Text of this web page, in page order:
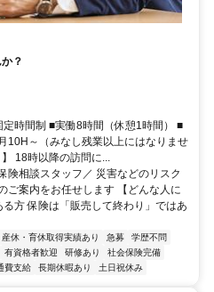
？
時間制 ■実働8時間（休憩1時間） ■
10H～（みなし残業以上にはなりませ
18時以降の訪問に...
険相談スタッフ／ 災害などのリスク
ご案内をお任せします 【どんな人に
方 保険は「販売して終わり」ではあ
産休・育休取得実績あり 急募
学歴不問
有資格者歓迎 研修あり
社会保険完備
費支給 長期休暇あり 土日祝休み